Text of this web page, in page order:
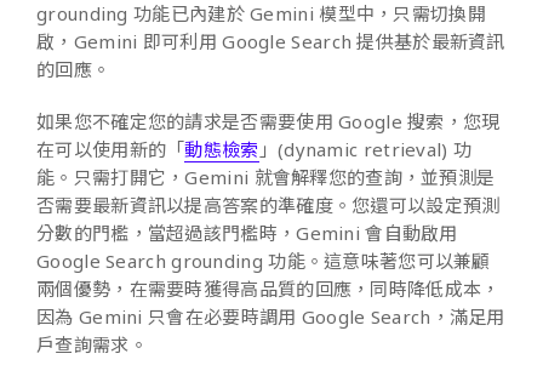
grounding 功能已內建於 Gemini 模型中，只需切換開
啟，Gemini 即可利用 Google Search 提供基於最新資訊
的回應。
如果您不確定您的請求是否需要使用 Google 搜索，您現
在可以使用新的「動態檢索 」(dynamic retrieval) 功
能。只需打開它，Gemini 就會解釋您的查詢，並預測是
否需要最新資訊以提高答案的準確度。您還可以設定預測
分數的門檻，當超過該門檻時，Gemini 會自動啟用
Google Search grounding 功能。這意味著您可以兼顧
兩個優勢，在需要時獲得高品質的回應，同時降低成本，
因為 Gemini 只會在必要時調用 Google Search，滿足用
戶查詢需求。